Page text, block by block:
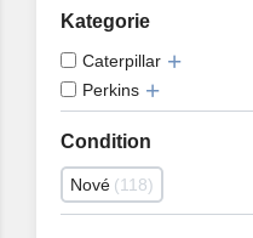
Kategorie
Caterpillar
Perkins
Condition
Nové 118